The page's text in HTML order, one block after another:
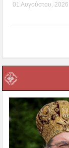
01 Αυγούστου, 2026